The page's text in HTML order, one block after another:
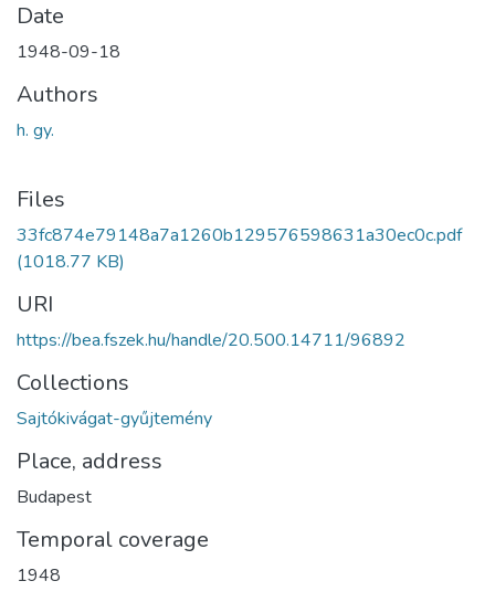
Date
1948-09-18
Authors
h. gy.
Files
33fc874e79148a7a1260b129576598631a30ec0c.pdf
(1018.77 KB)
URI
https://bea.fszek.hu/handle/20.500.14711/96892
Collections
Sajtókivágat-gyűjtemény
Place, address
Budapest
Temporal coverage
1948